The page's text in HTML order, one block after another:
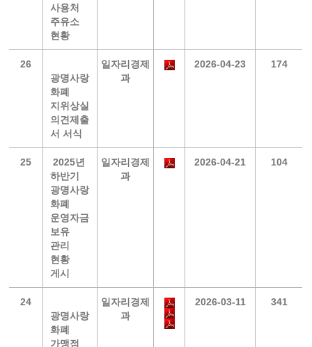
사용처
주유소
현황
26
광명사랑
화폐
지위상실
의견제출
서 서식
일자리경제
과
2026-04-23 174
25
2025년
하반기
광명사랑
화폐
운영자금
보유
관리
현황
게시
일자리경제
과
2026-04-21 104
24
광명사랑
화폐
가맹점
일자리경제
과
2026-03-11 341